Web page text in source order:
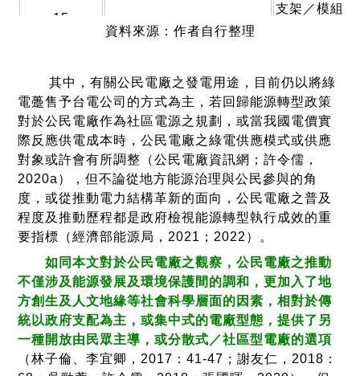
15
設備組成面
支架／模組
17
環境效益面
該地
18 是否
19 資金需求面
20 發電用途面
21
收益運用面
22 地方
資料來源：作者自行整理
其中，有關公民電廠之發電用途，目前仍以將綠
電躉售予台電公司的方式為主，若回歸能源轉型政策
對於公民電廠作為社區電源之規劃，或當我國電價實
際反應供電成本時，公民電廠之綠電供應模式或供應
對象或許會有所調整（公民電廠資訊網；許令儒，
2020a），但不論從地方能源治理與公民參與的角
度，或從推動電力結構革新的面向，公民電廠之普及
程度及推動歷程都是政府檢視能源轉型執行成效的重
要指標（經濟部能源局，2021；2022）。
如同本文對於公民電廠之觀察，公民電廠之推動
不僅涉及能源發展及環境保護間的調和，更加入了地
方創生及人文地緣等社會科學層面的因素，相對於傳
統以政府支配為主，或集中式的電廠型態，提供了另
一種開放由民眾主導，或分散式／社區型電廠的選項
（林子倫、李宜卿，2017：41-47；謝友仁，2018：